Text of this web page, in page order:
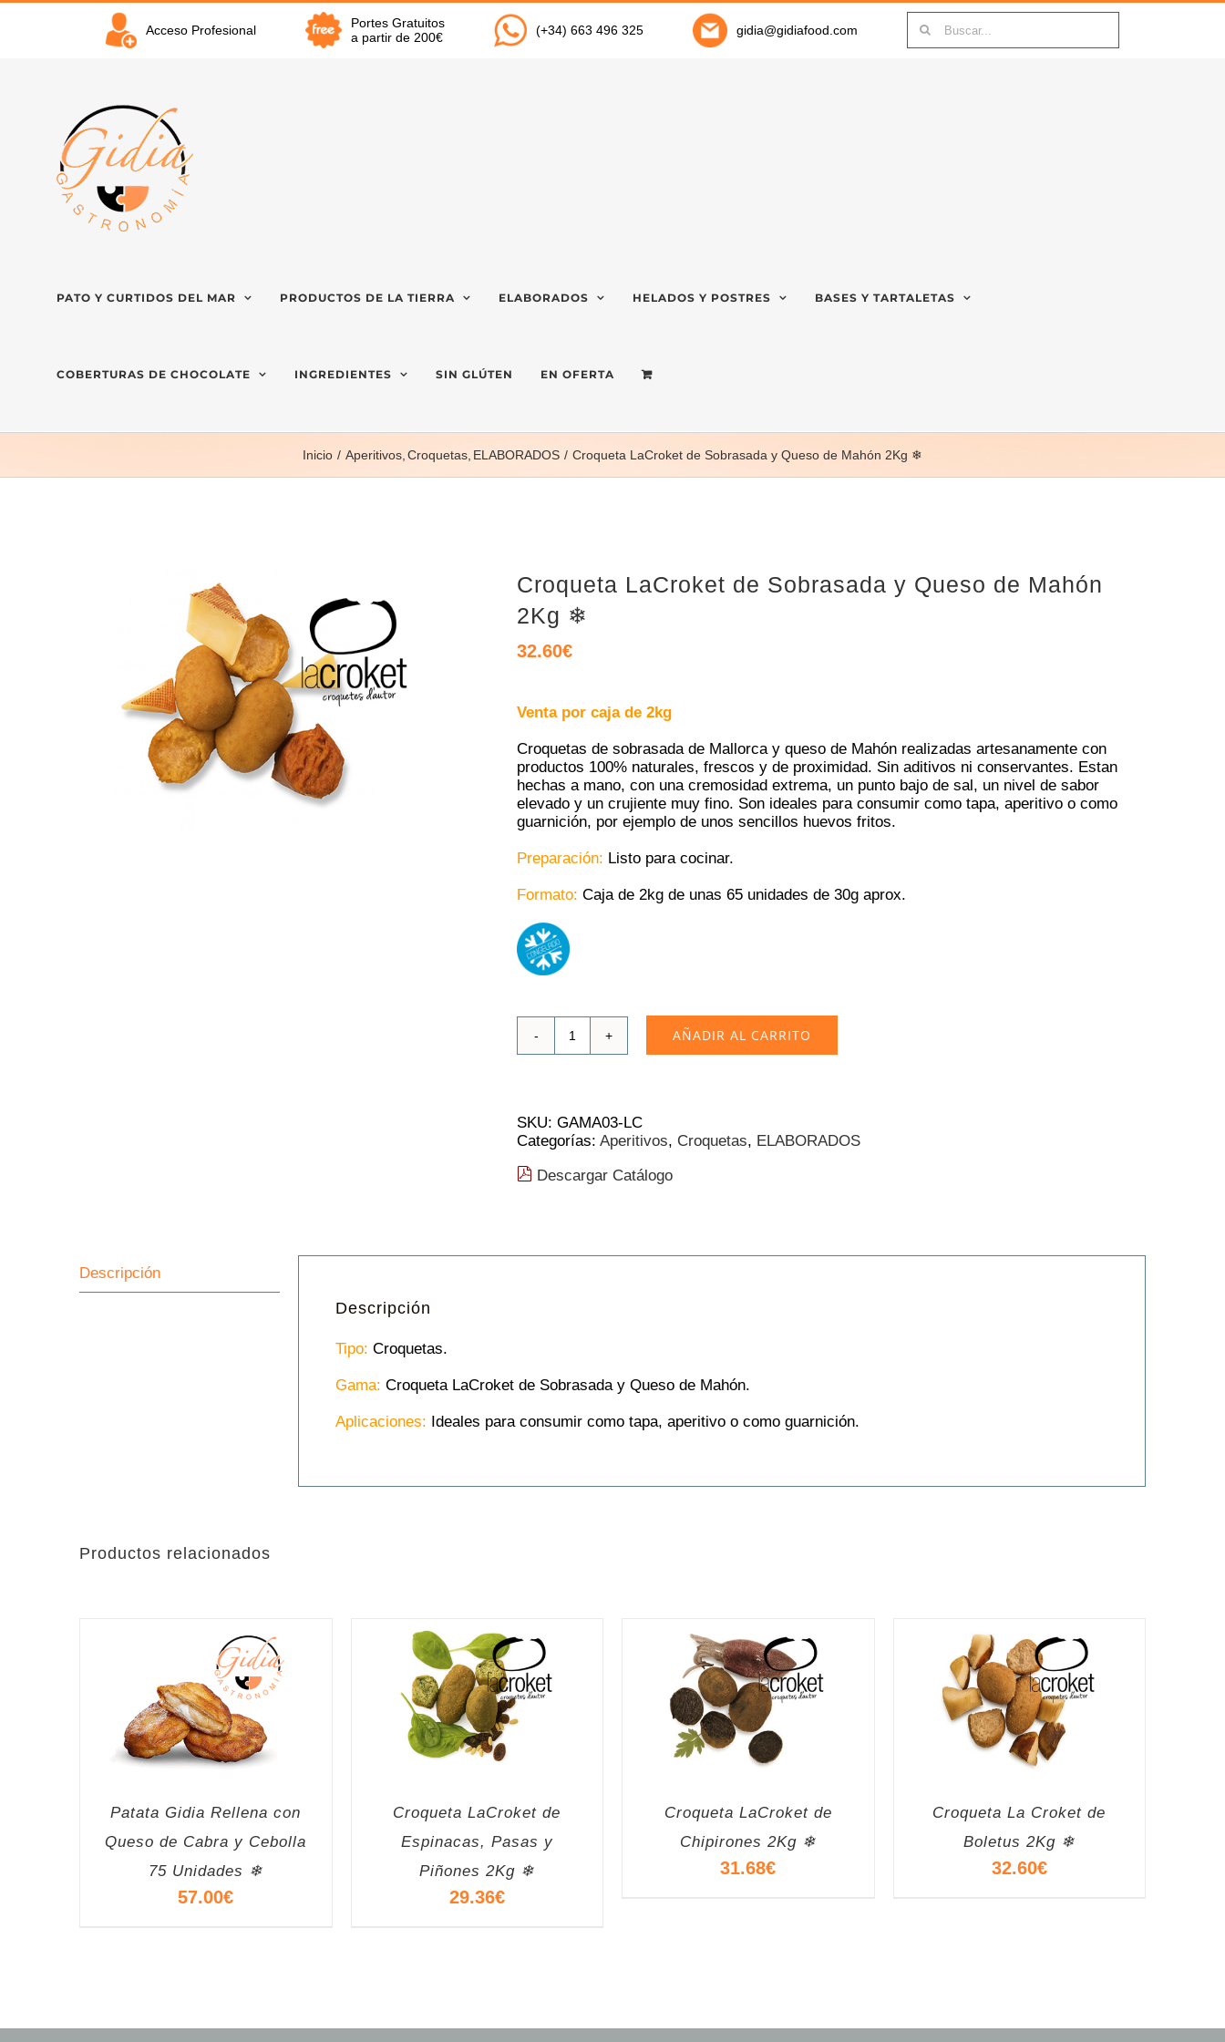
Saltar
Acceso Profesional
Portes Gratuitos
a partir de 200€
(+34) 663 496 325 gidia@gidiafood.com
PATO Y CURTIDOS DEL MAR PRODUCTOS DE LA TIERRA ELABORADOS HELADOS Y POSTRES BASES Y TARTALETAS
COBERTURAS DE CHOCOLATE INGREDIENTES SIN GLÚTEN EN OFERTA
Inicio Aperitivos Croquetas ELABORADOS Croqueta LaCroket de Sobrasada y Queso de Mahón 2Kg ❄
Croqueta LaCroket de Sobrasada y Queso de Mahón
2Kg ❄
32.60€
Venta por caja de 2kg
Croquetas de sobrasada de Mallorca y queso de Mahón realizadas artesanamente con
productos 100% naturales, frescos y de proximidad. Sin aditivos ni conservantes. Estan
hechas a mano, con una cremosidad extrema, un punto bajo de sal, un nivel de sabor
elevado y un crujiente muy fino. Son ideales para consumir como tapa, aperitivo o como
guarnición, por ejemplo de unos sencillos huevos fritos.
Preparación: Listo para cocinar.
Formato: Caja de 2kg de unas 65 unidades de 30g aprox.
Croqueta
y
Queso
Mahón
2Kg
AÑADIR AL CARRITO
SKU: GAMA03-LC
Categorías: Aperitivos, Croquetas, ELABORADOS
Descargar Catálogo
Descripción
Descripción
Tipo: Croquetas.
Gama: Croqueta LaCroket de Sobrasada y Queso de Mahón.
Aplicaciones: Ideales para consumir como tapa, aperitivo o como guarnición.
Productos relacionados
Patata Gidia Rellena con
Queso de Cabra y Cebolla
75 Unidades ❄
57.00€
Croqueta LaCroket de
Espinacas, Pasas y
Piñones 2Kg ❄
29.36€
Croqueta LaCroket de
Chipirones 2Kg ❄
31.68€
Croqueta La Croket de
Boletus 2Kg ❄
32.60€